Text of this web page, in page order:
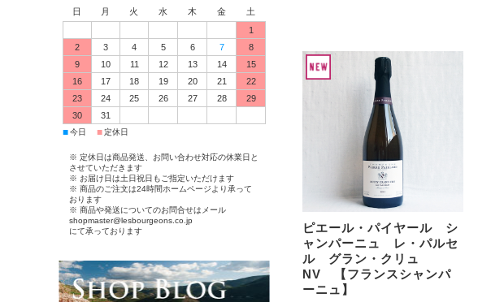
ピエール・パイヤール シ
ャンパーニュ レ・パルセ
ル グラン・クリュ
NV 【フランスシャンパ
ーニュ】
日 月 火 水 木 金
土
1
2
3 4 5 6 7
8
9
10 11 12 13 14
15
16
17 18 19 20 21
22
23
24 25 26 27 28
29
30
31
■今日 ■定休日
※ 定休日は商品発送、お問い合わせ対応の休業日と
させていただきます
※ お届け日は土日祝日もご指定いただけます
※ 商品のご注文は24時間ホームページより承って
おります
※ 商品や発送についてのお問合せはメール
shopmaster@lesbourgeons.co.jp
にて承っております